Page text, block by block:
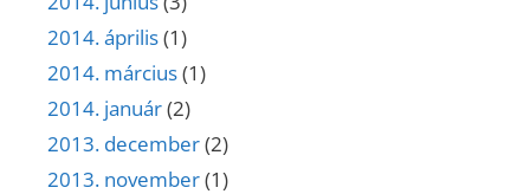
2014. április(1)
2014. március(1)
2014. január(2)
2013. december(2)
2013. november(1)